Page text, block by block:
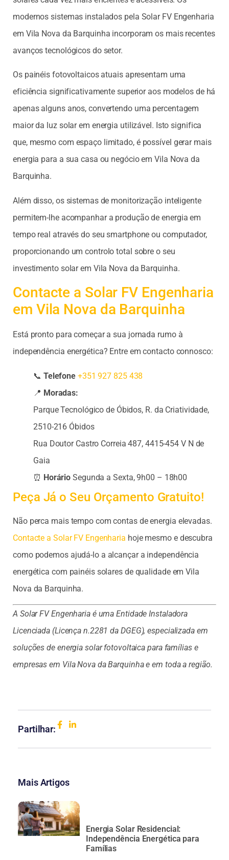
modernos sistemas instalados pela Solar FV Engenharia
em Vila Nova da Barquinha incorporam os mais recentes
avanços tecnológicos do setor.
Os painéis fotovoltaicos atuais apresentam uma
eficiência significativamente superior aos modelos de há
apenas alguns anos, convertendo uma percentagem
maior da luz solar em energia utilizável. Isto significa
que, mesmo com espaço limitado, é possível gerar mais
energia para a sua casa ou negócio em Vila Nova da
Barquinha.
Além disso, os sistemas de monitorização inteligente
permitem-lhe acompanhar a produção de energia em
tempo real através do seu smartphone ou computador,
proporcionando um controlo total sobre o seu
investimento solar em Vila Nova da Barquinha.
Contacte a Solar FV Engenharia
em Vila Nova da Barquinha
Está pronto para começar a sua jornada rumo à
independência energética? Entre em contacto connosco:
📞 Telefone +351 927 825 438
📍 Moradas:
Parque Tecnológico de Óbidos, R. da Criatividade,
2510-216 Óbidos
Rua Doutor Castro Correia 487, 4415-454 V N de
Gaia
⏰ Horário Segunda a Sexta, 9h00 – 18h00
Peça Já o Seu Orçamento Gratuito!
Não perca mais tempo com contas de energia elevadas.
Contacte a Solar FV Engenharia hoje mesmo e descubra
como podemos ajudá-lo a alcançar a independência
energética com painéis solares de qualidade em Vila
Nova da Barquinha.
A Solar FV Engenharia é uma Entidade Instaladora
Licenciada (Licença n.2281 da DGEG), especializada em
soluções de energia solar fotovoltaica para famílias e
empresas em Vila Nova da Barquinha e em toda a região.
Partilhar:
Mais Artigos
Energia Solar Residencial:
Independência Energética para
Famílias